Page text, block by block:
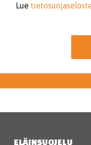
Lue
ELÄINSUOJELU